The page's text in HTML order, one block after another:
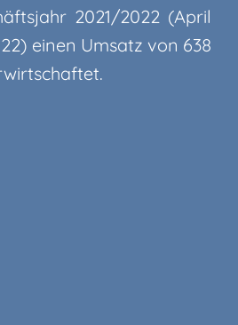
2021/2022 (April
einen Umsatz von 638